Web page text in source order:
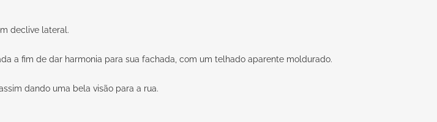
declive lateral.
a fim de dar harmonia para sua fachada, com um telhado aparente moldurado.
dando uma bela visão para a rua.